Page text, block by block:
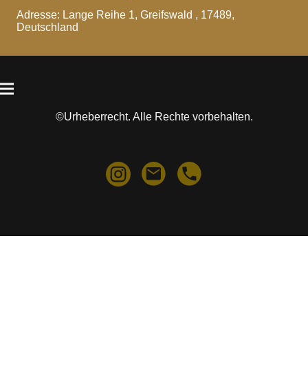
Adresse: Lange Reihe 1, Greifswald , 17489,
Deutschland
©Urheberrecht. Alle Rechte vorbehalten.